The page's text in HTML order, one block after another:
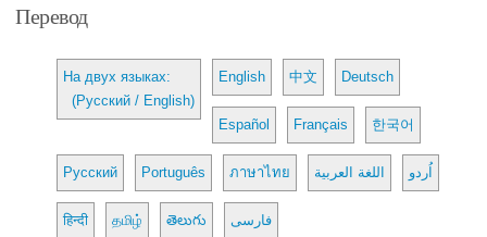
Перевод
На двух языках:
(Русский / English)
English 中文 Deutsch
Español Français 한국어
Русский Português ภาษาไทย اللغة العربية اُردو
हिन्दी தமிழ் తెలుగు فارسی